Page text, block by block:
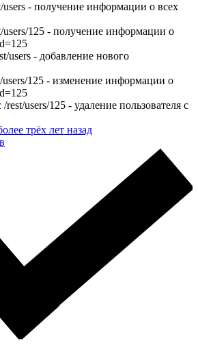
users - получение информации о всех
users/125 - получение информации о
users - добавление нового
users/125 - изменение информации о
users/125 - удаление пользователя с
трёх лет назад